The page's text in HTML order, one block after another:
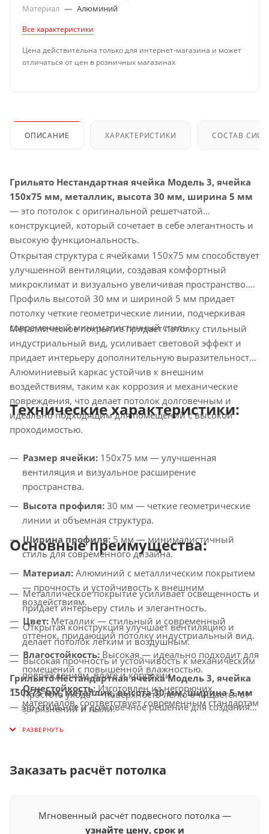
Материал — Алюминий
Все характеристики
Цена действительна только для интернет-магазина и может
отличаться от цен в розничных магазинах
ОПИСАНИЕ ХАРАКТЕРИСТИКИ СОСТАВ
Грильято Нестандартная ячейка Модель 3, ячейка
150х75 мм, металлик, высота 30 мм, ширина 5 мм
— это потолок с оригинальной решетчатой
конструкцией, который сочетает в себе элегантность и
высокую функциональность.
Открытая структура с ячейками 150х75 мм способствует
улучшенной вентиляции, создавая комфортный
микроклимат и визуально увеличивая пространство.
Профиль высотой 30 мм и шириной 5 мм придает
потолку четкие геометрические линии, подчеркивая
современный минималистичный стиль.
Металлическое покрытие придает потолку стильный
индустриальный вид, усиливает световой эффект и
придает интерьеру дополнительную выразительность.
Алюминиевый каркас устойчив к внешним
воздействиям, таким как коррозия и механические
повреждения, что делает потолок долговечным и
идеально подходящим для помещений с высокой
проходимостью.
Технические характеристики:
Размер ячейки: 150х75 мм — улучшенная
вентиляция и визуальное расширение
пространства.
Высота профиля: 30 мм — четкие геометрические
линии и объемная структура.
Ширина профиля: 5 мм — минималистичный
стиль для современного дизайна.
Материал: Алюминий с металлическим покрытием
— прочность и устойчивость к внешним
воздействиям.
Цвет: Металлик — стильный и современный
оттенок, придающий потолку индустриальный вид.
Влагостойкость: Высокая — идеально подходит для
помещений с повышенной влажностью.
Огнестойкость: Изготовлен из негорючих
материалов, соответствует современным стандартам
безопасности.
Совместимость с освещением:
осветительными системами.
Основные преимущества:
Металлическое покрытие усиливает освещенность и
придает интерьеру стиль и элегантность.
Открытая конструкция улучшает вентиляцию и
делает потолок легким и воздушным.
Высокая прочность и устойчивость к механическим
повреждениям, влаге и коррозии.
Простота ухода — поверхность легко очищается от
загрязнений и пыли.
Универсальное применение — идеально подходит
Грильято Нестандартная ячейка Модель 3, ячейка
150х75 мм, металлик, высота 30 мм, ширина 5 мм
— это стильное и долговечное решение для создания
вашему интерьеру современный и индустриальный
Заказать расчёт потолка
Мгновенный расчёт подвесного потолка —
узнайте цену, срок и